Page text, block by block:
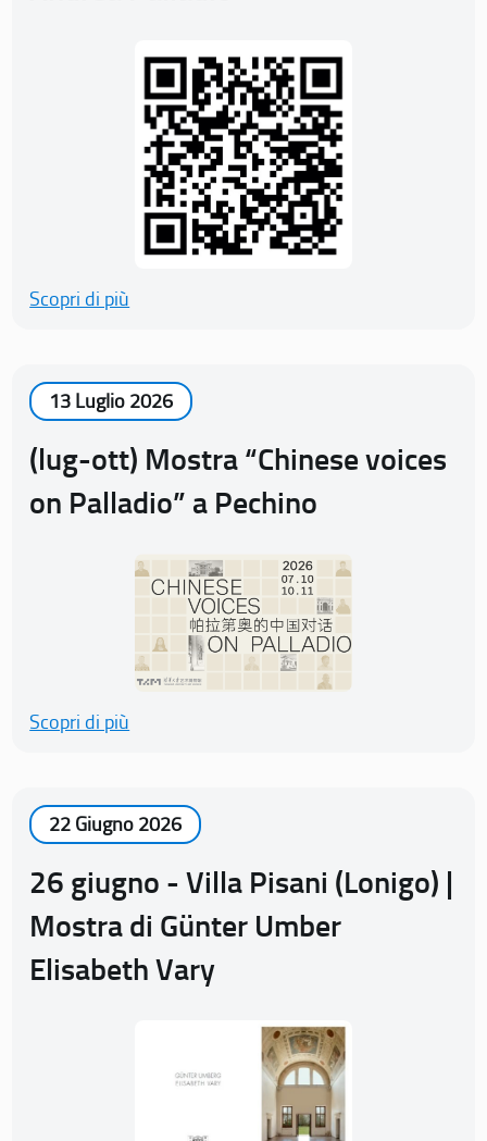
Scopri di più
13 Luglio 2026
(lug-ott) Mostra “Chinese voices
on Palladio” a Pechino
Scopri di più
22 Giugno 2026
26 giugno - Villa Pisani (Lonigo) |
Mostra di Günter Umber
Elisabeth Vary